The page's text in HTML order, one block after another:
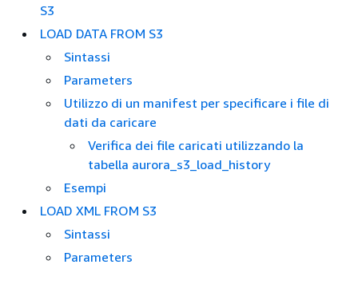
S3
LOAD DATA FROM S3
Sintassi
Parameters
Utilizzo di un manifest per specificare i file di
dati da caricare
Verifica dei file caricati utilizzando la
tabella aurora_s3_load_history
Esempi
LOAD XML FROM S3
Sintassi
Parameters